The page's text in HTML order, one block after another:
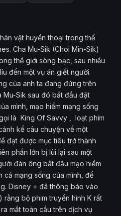
vật huyền thoại trong thế
Cha Mu-Sik (Choi Min-Sik)
thế giới sòng bạc, sau nhiều
đến một vụ án giết người.
của anh ta đang đứng trên
Mu-Sik sau đó bắt đầu đặt
mình, mạo hiểm mạng sống
là King Of Savvy , loạt phim
kể câu chuyện về một
đạt được mục tiêu trở thành
phần lớn bị lùi lại sau một
đàn ông bắt đầu mạo hiểm
cả mạng sống của mình, để
Disney + đã thông báo vào
rằng bộ phim truyền hình K rất
mắt toàn cầu trên dịch vụ